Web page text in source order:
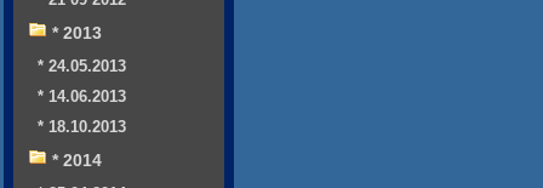
* 2013
* 24.05.2013
* 14.06.2013
* 18.10.2013
* 2014